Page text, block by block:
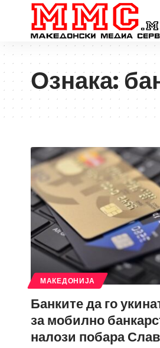
Ознака:
МАКЕДОНИЈА
Банките да го
за мобилно
налози побара